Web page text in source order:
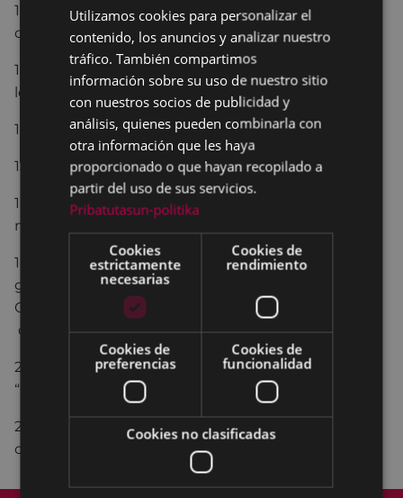
11:30.- Tirada mixta infantil de chavespara niñ@s
de 8 a 13 años, con numerosos trofeos.
12:00.- Deporte rural vasco: corte de troncos y
levantamiento de piedra.
13:00.- Campeonato de rana.
13:00.- Lunchen la Casa Cultural de Galicia.
16:00.- Tirada mixta de chaves para adultos
numerosos trofeos y premios.
18:30.-
Demostración de bailes y música regional
gallega por el grupo “OS GALAICOS
Cultural de Galicia “As Burgas” de Eibar y el grupo
de sevillanas “AIRE ANDALUZ”.
20:30.- Baileamenizado por la orquesta
“ EMPERADORES ”.
23:00.- Gran verbena popularhasta la madrugada,
con la orquesta “
EMPERADORES
BASQUE
SPANISH
Utilizamos cookies para personalizar el
contenido, los anuncios y analizar nuestro
tráfico. También compartimos
información sobre su uso de nuestro sitio
con nuestros socios de publicidad y
análisis, quienes pueden combinarla con
otra información que les haya
proporcionado o que hayan recopilado a
partir del uso de sus servicios.
Pribatutasun-politika
Cookies
estrictamente
necesarias
Cookies de
rendimiento
Cookies de
preferencias
Cookies de
funcionalidad
Cookies no clasificadas